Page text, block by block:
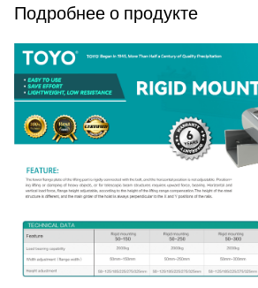
Подробнее о продукте